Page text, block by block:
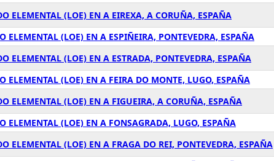
ELEMENTAL (LOE) EN A EIREXA, A CORUÑA, ESPAÑA
(LOE) EN A ESPIÑEIRA, PONTEVEDRA, ESPAÑA
ELEMENTAL (LOE) EN A ESTRADA, PONTEVEDRA, ESPAÑA
ELEMENTAL (LOE) EN A FEIRA DO MONTE, LUGO, ESPAÑA
ELEMENTAL (LOE) EN A FIGUEIRA, A CORUÑA, ESPAÑA
ELEMENTAL (LOE) EN A FONSAGRADA, LUGO, ESPAÑA
ELEMENTAL (LOE) EN A FRAGA DO REI, PONTEVEDRA, ESPAÑA